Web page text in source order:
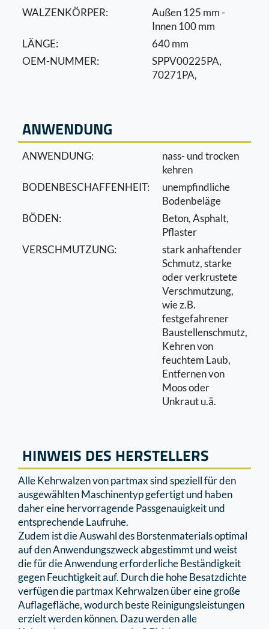
WALZENKÖRPER:
Außen 125 mm -
Innen 100 mm
LÄNGE:
640 mm
OEM-NUMMER:
SPPV00225PA,
70271PA,
ANWENDUNG
ANWENDUNG:
nass- und trocken
kehren
BODENBESCHAFFENHEIT:
unempﬁndliche
Bodenbeläge
BÖDEN:
Beton, Asphalt,
Pﬂaster
VERSCHMUTZUNG:
stark anhaftender
Schmutz, starke
oder verkrustete
Verschmutzung,
wie z.B.
festgefahrener
Baustellenschmutz,
Kehren von
feuchtem Laub,
Entfernen von
Moos oder
Unkraut u.ä.
HINWEIS DES HERSTELLERS
Alle Kehrwalzen von partmax sind speziell für den
ausgewählten Maschinentyp gefertigt und haben
daher eine hervorragende Passgenauigkeit und
entsprechende Laufruhe.
Zudem ist die Auswahl des Borstenmaterials optimal
auf den Anwendungszweck abgestimmt und weist
die für die Anwendung erforderliche Beständigkeit
gegen Feuchtigkeit auf. Durch die hohe Besatzdichte
verfügen die partmax Kehrwalzen über eine große
Auﬂageﬂäche, wodurch beste Reinigungsleistungen
erzielt werden können. Dazu werden alle